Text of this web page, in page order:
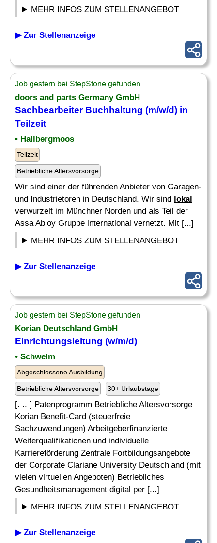
MEHR INFOS ZUM STELLENANGEBOT
▶ Zur Stellenanzeige
Job gestern bei StepStone gefunden
doors and parts Germany GmbH
Sachbearbeiter Buchhaltung (m/w/d) in
Teilzeit
• Hallbergmoos
Teilzeit
Betriebliche Altersvorsorge
Wir sind einer der führenden Anbieter von Garagen-
und Industrietoren in Deutschland. Wir sind lokal
verwurzelt im Münchner Norden und als Teil der
Assa Abloy Gruppe international vernetzt. Mit [...]
MEHR INFOS ZUM STELLENANGEBOT
▶ Zur Stellenanzeige
Job gestern bei StepStone gefunden
Korian Deutschland GmbH
Einrichtungsleitung (w/m/d)
• Schwelm
Abgeschlossene Ausbildung
Betriebliche Altersvorsorge 30+ Urlaubstage
[. .. ] Patenprogramm Betriebliche Altersvorsorge
Korian Benefit-Card (steuerfreie
Sachzuwendungen) Arbeitgeberfinanzierte
Weiterqualifikationen und individuelle
Karriereförderung Zentrale Fortbildungsangebote
der Corporate Clariane University Deutschland (mit
vielen virtuellen Angeboten) Betriebliches
Gesundheitsmanagement digital per [...]
MEHR INFOS ZUM STELLENANGEBOT
▶ Zur Stellenanzeige